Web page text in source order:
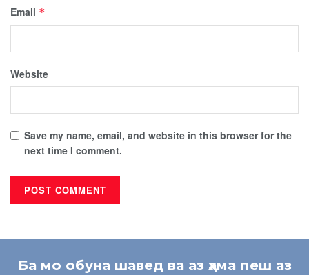
Email *
Website
Save my name, email, and website in this browser for the
next time I comment.
Ба мо обуна шавед ва аз ҳама пеш аз